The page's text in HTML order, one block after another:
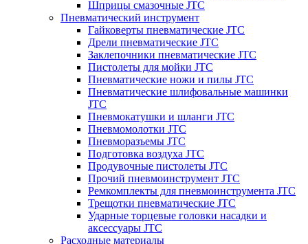
Шприцы смазочные JTC
Пневматический инструмент
Гайковерты пневматические JTC
Дрели пневматические JTC
Заклепочники пневматические JTC
Пистолеты для мойки JTC
Пневматические ножи и пилы JTC
Пневматические шлифовальные машинки
JTC
Пневмокатушки и шланги JTC
Пневмомолотки JTC
Пневморазъемы JTC
Подготовка воздуха JTC
Продувочные пистолеты JTC
Прочий пневмоинструмент JTC
Ремкомплекты для пневмоинструмента JTC
Трещотки пневматические JTC
Ударные торцевые головки насадки и
аксессуары JTC
Расходные материалы